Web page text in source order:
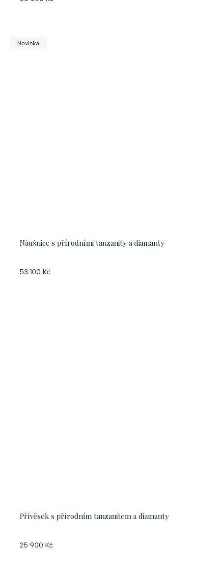
Novinka
Náušnice s přírodními tanzanity a diamanty
53 100 Kč
Přívěsek s přírodním tanzanitem a diamanty
25 900 Kč